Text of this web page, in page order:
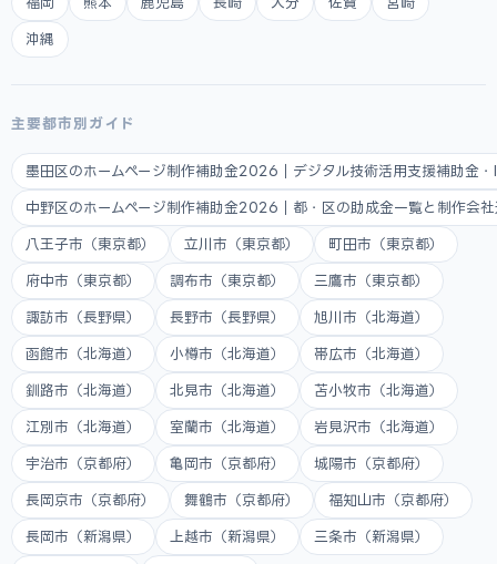
沖縄
主要都市別ガイド
墨田区のホームページ制作補助金2026｜デジタル技術活用支援補助金
中野区のホームページ制作補助金2026｜都・区の助成金一覧と制作会
八王子市（東京都） 立川市（東京都） 町田市（東京都）
府中市（東京都） 調布市（東京都） 三鷹市（東京都）
諏訪市（長野県） 長野市（長野県） 旭川市（北海道）
函館市（北海道） 小樽市（北海道） 帯広市（北海道）
釧路市（北海道） 北見市（北海道） 苫小牧市（北海道）
江別市（北海道） 室蘭市（北海道） 岩見沢市（北海道）
宇治市（京都府） 亀岡市（京都府） 城陽市（京都府）
長岡京市（京都府） 舞鶴市（京都府） 福知山市（京都府）
長岡市（新潟県） 上越市（新潟県） 三条市（新潟県）